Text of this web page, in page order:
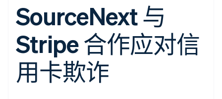
在线支付
Payment links
Checkout
预构建支付界
面
Elements
灵活的 UI 组件
经常性收入
Metronome
按用量计费
Subscriptions
订阅管理
Invoicing
一次性或定期
账单
Global
Payouts
向第三
方打款
按应用场景
智能体商务
加密货币
电子商务
库与 SDK
Stripe Apps
接受线上付款
指南
支持
获取支持
托管支持方案
SourceNext 与
Stripe 合作应对信
用卡欺诈